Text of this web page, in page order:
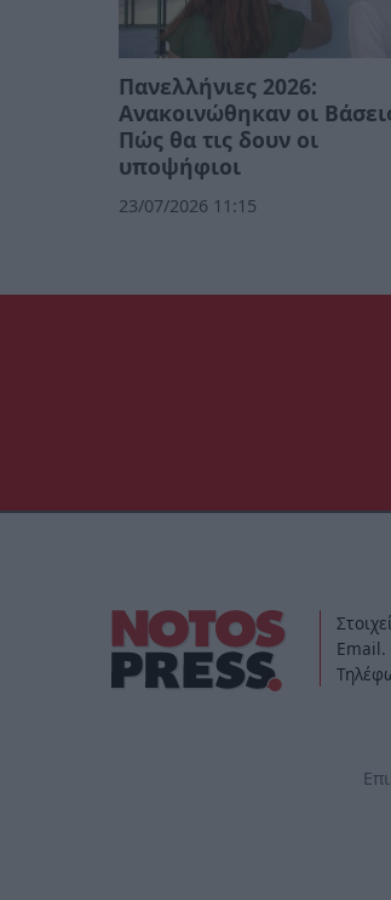
Πανελλήνιες 2026:
Ανακοινώθηκαν οι
Πώς θα τις δουν οι
υποψήφιοι
23/07/2026 11:15